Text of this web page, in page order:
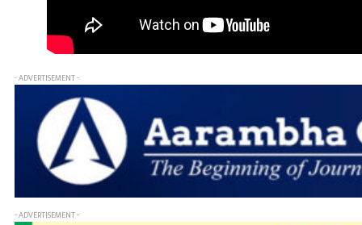
- ADVERTISEMENT -
- ADVERTISEMENT -